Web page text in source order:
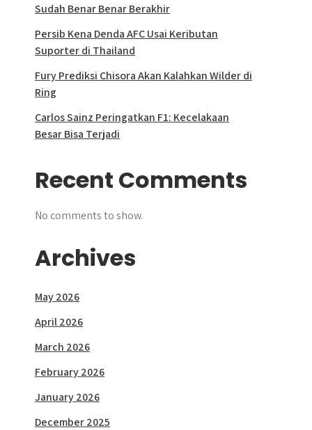
Sudah Benar Benar Berakhir
Persib Kena Denda AFC Usai Keributan
Suporter di Thailand
Fury Prediksi Chisora Akan Kalahkan Wilder di
Ring
Carlos Sainz Peringatkan F1: Kecelakaan
Besar Bisa Terjadi
Recent Comments
No comments to show.
Archives
May 2026
April 2026
March 2026
February 2026
January 2026
December 2025